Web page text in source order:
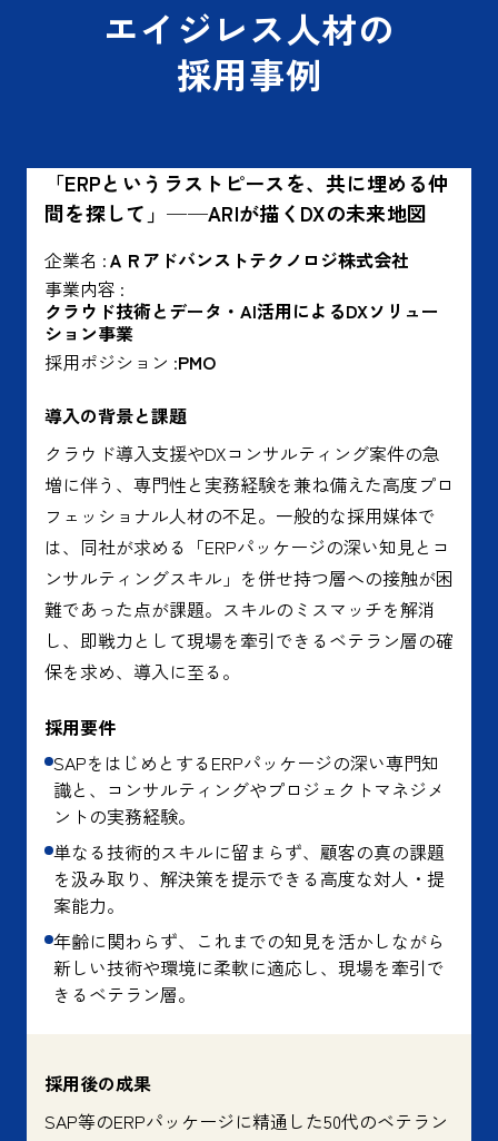
エイジレス人材の
採用事例
「ERPというラストピースを、共に埋める仲
間を探して」──ARIが描くDXの未来地図
企業名 :ＡＲアドバンストテクノロジ株式会社
事業内容 :
クラウド技術とデータ・AI活用によるDXソリュー
ション事業
採用ポジション :PMO
導入の背景と課題
クラウド導入支援やDXコンサルティング案件の急
増に伴う、専門性と実務経験を兼ね備えた高度プロ
フェッショナル人材の不足。一般的な採用媒体で
は、同社が求める「ERPパッケージの深い知見とコ
ンサルティングスキル」を併せ持つ層への接触が困
難であった点が課題。スキルのミスマッチを解消
し、即戦力として現場を牽引できるベテラン層の確
保を求め、導入に至る。
採用要件
SAPをはじめとするERPパッケージの深い専門知
識と、コンサルティングやプロジェクトマネジメ
ントの実務経験。
単なる技術的スキルに留まらず、顧客の真の課題
を汲み取り、解決策を提示できる高度な対人・提
案能力。
年齢に関わらず、これまでの知見を活かしながら
新しい技術や環境に柔軟に適応し、現場を牽引で
きるベテラン層。
採用後の成果
SAP等のERPパッケージに精通した50代のベテラン